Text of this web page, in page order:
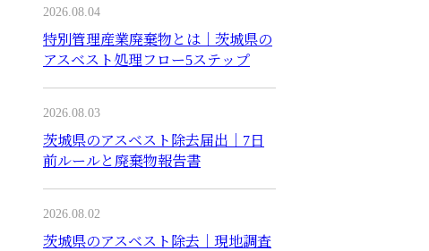
2026.08.04
特別管理産業廃棄物とは｜茨城県の
アスベスト処理フロー5ステップ
2026.08.03
茨城県のアスベスト除去届出｜7日
前ルールと廃棄物報告書
2026.08.02
茨城県のアスベスト除去｜現地調査